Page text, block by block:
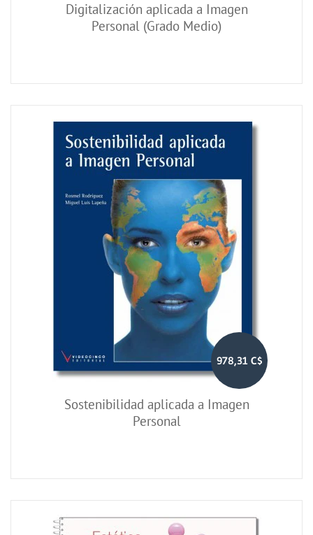
Digitalización aplicada a Imagen
Personal (Grado Medio)
978,31 C$
Sostenibilidad aplicada a Imagen
Personal